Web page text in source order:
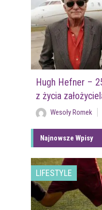
Hugh Hefner –
z życia
Wesoły Romek
Najnowsze Wpisy
LIFESTYLE